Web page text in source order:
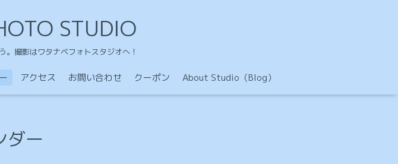
STUDIO
。撮影はワタナベフォトスタジオへ！
アクセス お問い合わせ クーポン About Studio（Blog）
ダー